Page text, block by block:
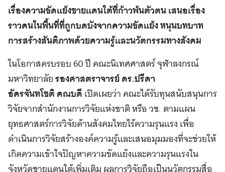
เรื่องความขัดแย้งชายแดนใต้ที่ก้าวพ้นตัวตน เสนอเรื่อง
ราวคนในพื้นที่ที่ถูกบดบังจากความขัดแย้ง หนุนบทบาท
การสร้างสันติภาพด้วยความรู้และนวัตกรรมทางสังคม
ในโอกาสครบรอบ 60 ปี คณะนิเทศศาสตร์ จุฬาลงกรณ์
มหาวิทยาลัยรองศาสตราจารย์ ดร.ปรีดา
อัครจันทโชติ คณบดีเปิดเผยว่า คณะได้รับทุนสนับสนุนการ
วิจัยจากสำนักงานการวิจัยแห่งชาติ หรือ วช. ตามแผน
ยุทธศาสตร์การวิจัยด้านสังคมไทยไร้ความรุนแรง เพื่อ
ดำเนินการวิจัยสร้างองค์ความรู้และเสนอมุมมองที่จะช่วยให้
เกิดความเข้าใจปัญหาความขัดแย้งและความรุนแรงใน